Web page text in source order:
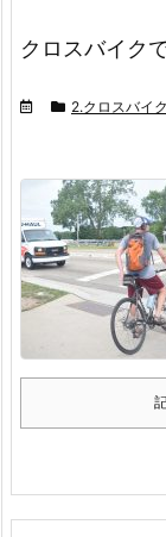
クロスバイク
2.クロスバイ